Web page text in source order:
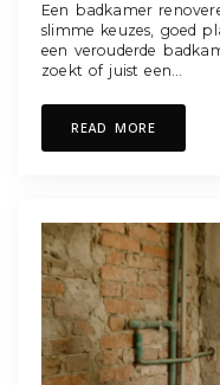
Een badkamer
slimme keuzes, goed
een verouderde
zoekt of juist een…
READ MORE